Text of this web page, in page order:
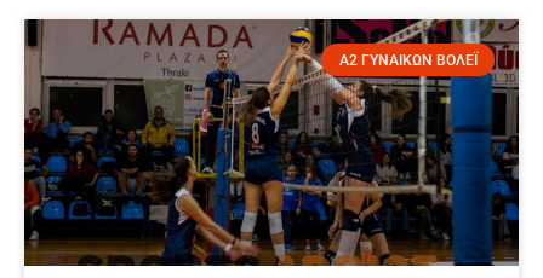
Α2 ΓΥΝΑΙΚΩΝ ΒΟΛΕΪ